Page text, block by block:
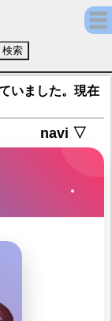
アリス・ギア
いました。現在
navi ▽